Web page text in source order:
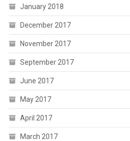
January 2018
December 2017
November 2017
September 2017
June 2017
May 2017
April 2017
March 2017